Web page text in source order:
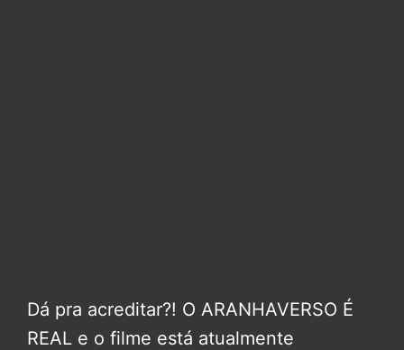
Dá pra acreditar?! O ARANHAVERSO É
REAL e o filme está atualmente